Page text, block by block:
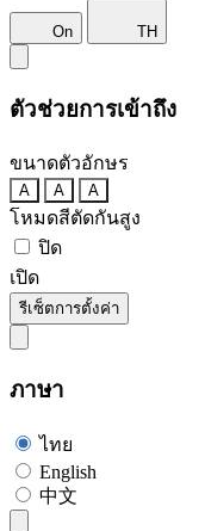
On TH
ตัวช่วยการเข้าถึง
ขนาดตัวอักษร
A A A
โหมดสีตัดกันสูง
ปิด
เปิด
รีเซ็ตการตั้งค่า
ภาษา
ไทย
English
中文